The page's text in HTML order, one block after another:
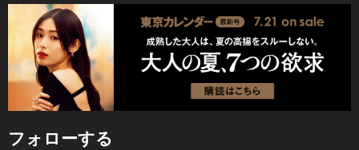
フォローする